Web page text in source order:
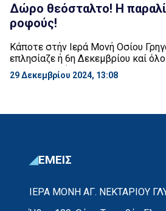
Δώρο θεόσταλτο! Η
ροφούς!
Κάποτε στήν Ιερά Μονή Οσίου
επλησίαζε ή 6η Δεκεμβρίου καί
ευρίσκον βοήθεια του Θεού, όλες
πανηγύρεως επήγαν καλά. Μόνο οι
πλησιάζουν τον Ηγούμενο Συμεών,
29 Δεκεμβρίου 2024, 13:08
ΕΜΕΙΣ
ΙΕΡΑ ΜΟΝΗ ΑΓ. ΝΕΚΤΑΡΙΟΥ